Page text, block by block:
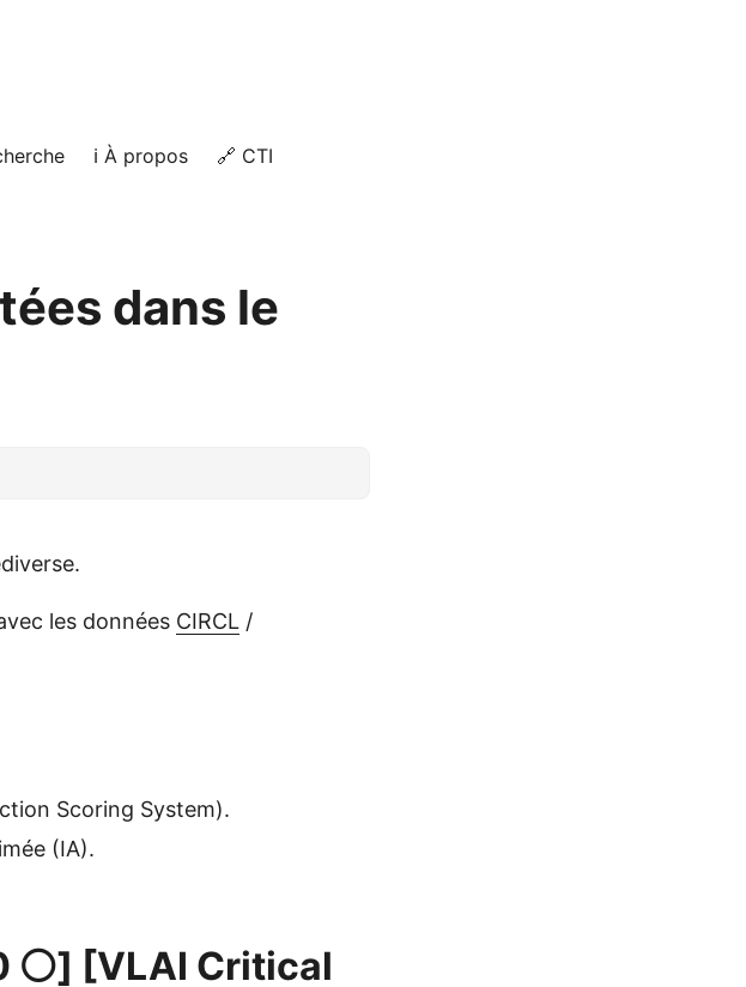
ℹ️ À propos 🔗 CTI
dans le
les données CIRCL /
Scoring System).
(IA).
⚪] [VLAI Critical